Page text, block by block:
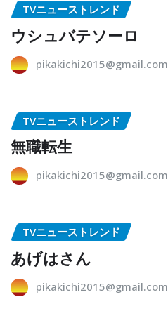
TVニューストレンド
ウシュバテソーロ
pikakichi2015@gmail.com
TVニューストレンド
無職転生
pikakichi2015@gmail.com
TVニューストレンド
あげはさん
pikakichi2015@gmail.com